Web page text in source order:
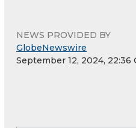
NEWS PROVIDED BY
GlobeNewswire
September 12, 2024, 22:36